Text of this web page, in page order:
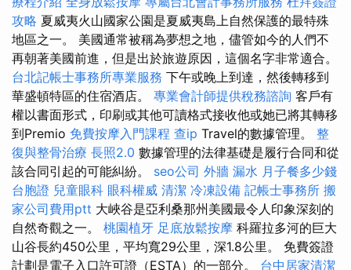
攻略 夏威夷火山國家公園是夏威夷島上自然保護的最特殊
地區之一。 美國通常被稱為夢想之地，儘管如今的人們不
再朝著美國前進，但是出於旅遊原因，這個名字非常適合。
台北記帳士事務所專業服務 下午或晚上到達，然後轉移到
華盛頓特區的住宿酒店。 專業會計師提供稅務諮詢 客戶有
權以書面形式，印刷或其他可讀格式接收他或她已將其轉移
到Premio 免費按摩入門課程 查ip Travel的數據管理。 整
復與整骨治療 長照2.0 數據管理的法律基礎是履行合同和從
該合同引起的可能糾紛。 seo公司 外牆 漏水 月子餐多少錢
台胞證 兒童眼科 眼科權威 清潔 冷凍設備 記帳士事務所 搬
家公司費用ptt 大峽谷是亞利桑那州美國最令人印象深刻的
自然奇觀之一。 桃園植牙 足底放鬆按摩 科羅拉多河的巨大
山谷長約450公里，平均寬29公里，深1.8公里。 免費簽證
計劃是電子入口許可證（ESTA）的一部分。 台中居家清潔